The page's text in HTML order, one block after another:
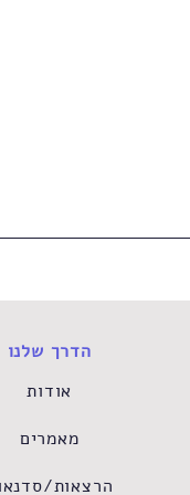
על ההבדלים, נקודות
הדרך שלנו
אודות
מאמרים
הרצאות/